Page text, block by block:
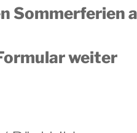
Sommerferien
weiter